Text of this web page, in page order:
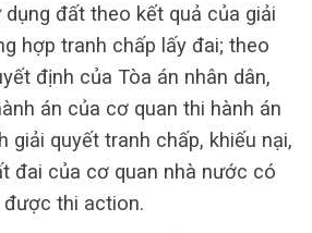
đất theo kết quả của giải
hợp tranh chấp lấy đai; theo
định của Tòa án nhân dân,
án của cơ quan thi hành án
giải quyết tranh chấp, khiếu nại,
đai của cơ quan nhà nước có
thi action.